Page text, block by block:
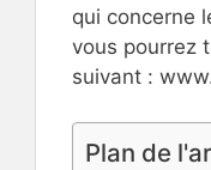
qui concerne
vous pourrez
suivant :
Plan de